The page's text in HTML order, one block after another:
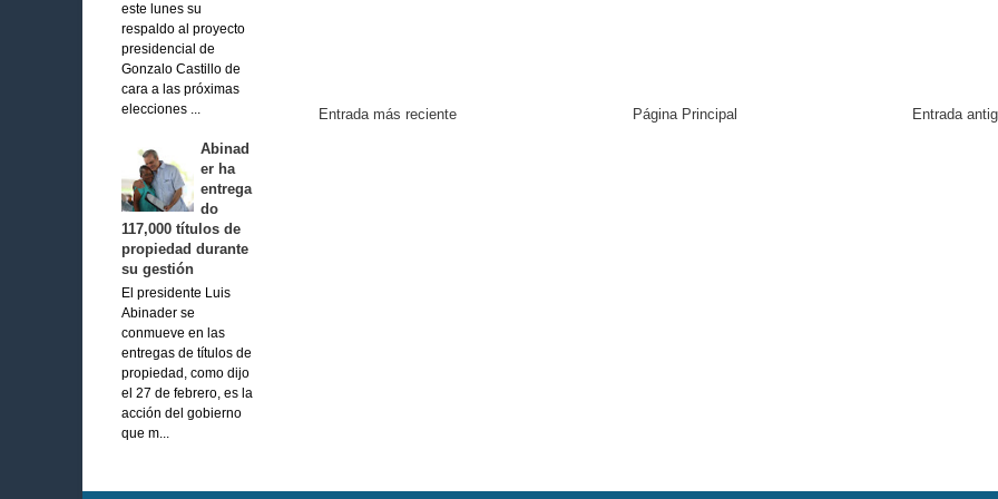
este lunes su
respaldo al proyecto
presidencial de
Gonzalo Castillo de
cara a las próximas
elecciones ...
Abinad
er ha
entrega
do
117,000 títulos de
propiedad durante
su gestión
El presidente Luis
Abinader se
conmueve en las
entregas de títulos de
propiedad, como dijo
el 27 de febrero, es la
acción del gobierno
que m...
Entrada más reciente Entrada
Página Principal